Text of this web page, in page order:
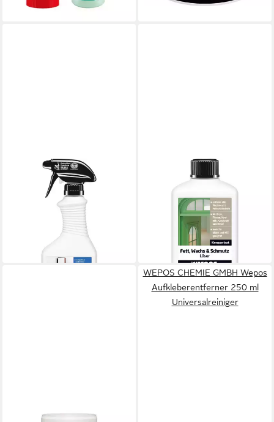
lieferbar - in 2-3 Werktagen bei dir
WEPOS CHEMIE GMBH
Wepos Hygienespray &
Desinfektionsspray
Universalreiniger
lieferbar - in 3-4 Werktagen bei dir
WEPOS CHEMIE GMBH
Wepos Fett- Wachs- und
Schmutzlöser 1 L
Universalreiniger
lieferbar - in 3-4 Werktagen bei dir
WEPOS CHEMIE GMBH
WEPOS CHEMIE GMBH Wepos
Aufkleberentferner 250 ml
Universalreiniger